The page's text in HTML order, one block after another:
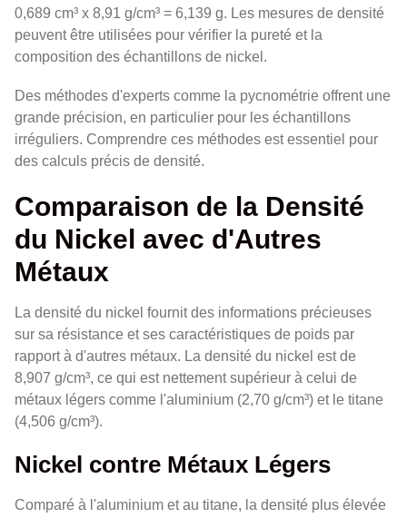
0,689 cm³ x 8,91 g/cm³ = 6,139 g. Les mesures de densité
peuvent être utilisées pour vérifier la pureté et la
composition des échantillons de nickel.
Des méthodes d'experts comme la pycnométrie offrent une
grande précision, en particulier pour les échantillons
irréguliers. Comprendre ces méthodes est essentiel pour
des calculs précis de densité.
Comparaison de la Densité
du Nickel avec d'Autres
Métaux
La densité du nickel fournit des informations précieuses
sur sa résistance et ses caractéristiques de poids par
rapport à d'autres métaux. La densité du nickel est de
8,907 g/cm³, ce qui est nettement supérieur à celui de
métaux légers comme l'aluminium (2,70 g/cm³) et le titane
(4,506 g/cm³).
Nickel contre Métaux Légers
Comparé à l'aluminium et au titane, la densité plus élevée